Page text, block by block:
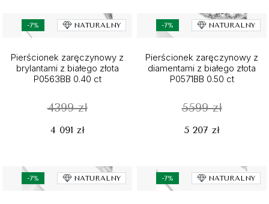
-7% NATURALNY
Pierścionek zaręczynowy z
brylantami z białego złota
P0563BB 0.40 ct
4399 zł
4 091 zł
-7% NATURALNY
Pierścionek zaręczynowy z
diamentami z białego złota
P0571BB 0.50 ct
5599 zł
5 207 zł
-7% NATURALNY -7% NATURALNY